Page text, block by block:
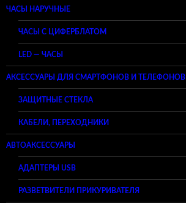
ЧАСЫ НАРУЧНЫЕ
ЧАСЫ С ЦИФЕРБЛАТОМ
LED — ЧАСЫ
АКСЕССУАРЫ ДЛЯ СМАРТФОНОВ И ТЕЛЕФОНОВ
ЗАЩИТНЫЕ СТЕКЛА
КАБЕЛИ, ПЕРЕХОДНИКИ
АВТОАКСЕССУАРЫ
АДАПТЕРЫ USB
РАЗВЕТВИТЕЛИ ПРИКУРИВАТЕЛЯ